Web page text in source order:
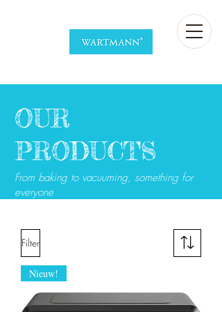
OUR
PRODUCTS
From baking to vacuuming, something for
everyone
Filter
Nieuw!